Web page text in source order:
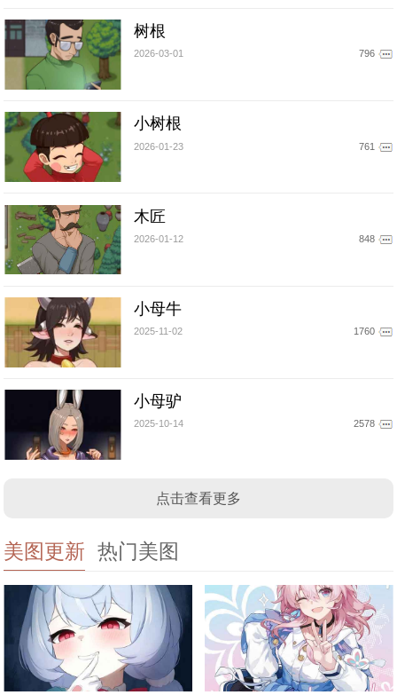
树根
2026-03-01 796
小树根
2026-01-23 761
木匠
2026-01-12 848
小母牛
2025-11-02 1760
小母驴
2025-10-14 2578
点击查看更多
美图更新 热门美图